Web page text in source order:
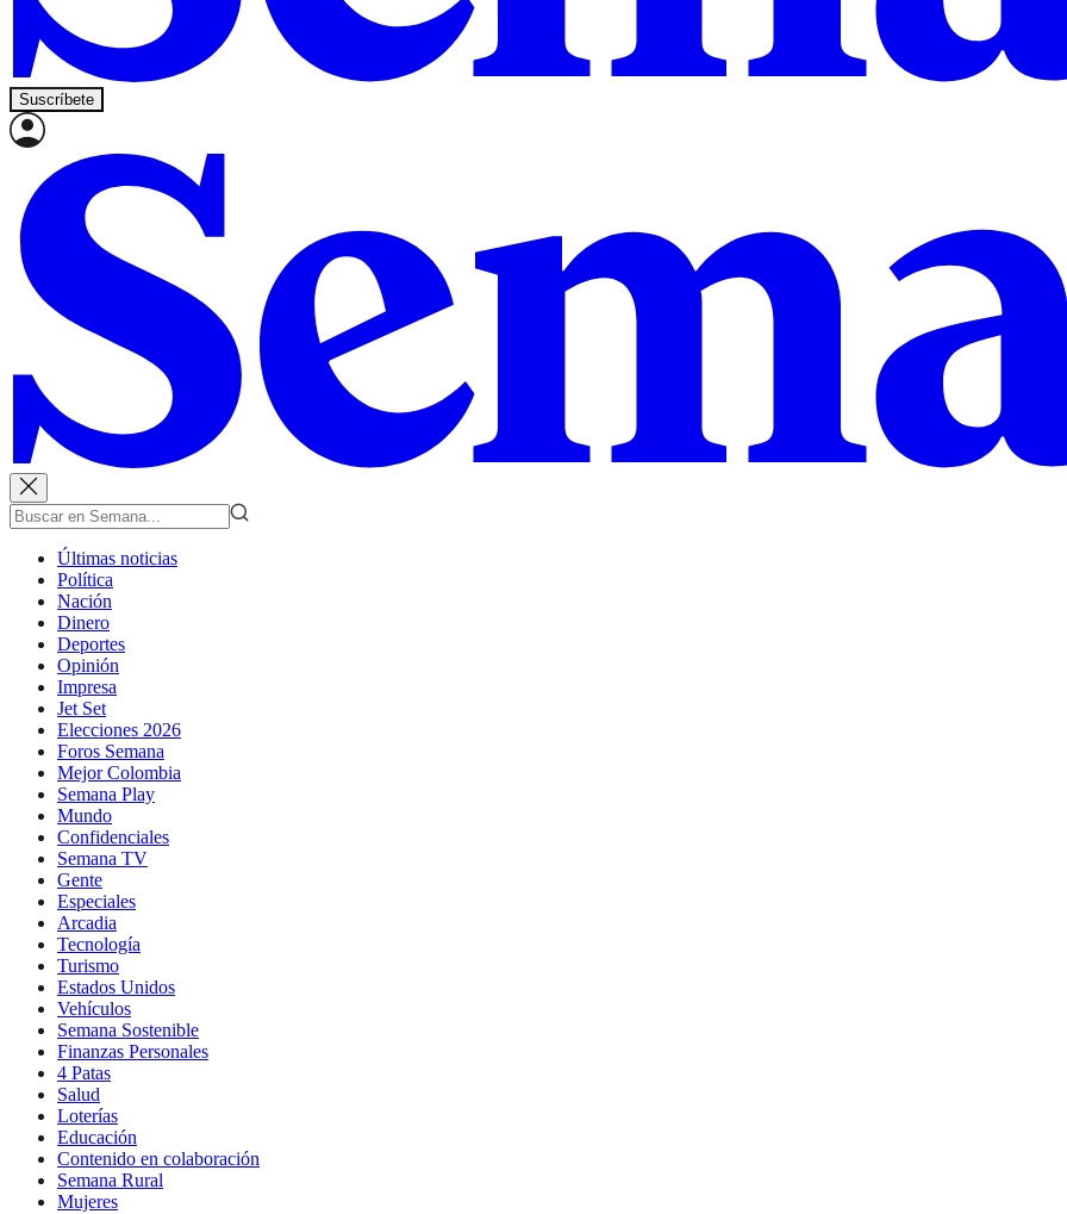
Suscríbete
Últimas noticias
Política
Nación
Dinero
Deportes
Opinión
Impresa
Jet Set
Elecciones 2026
Foros Semana
Mejor Colombia
Semana Play
Mundo
Confidenciales
Semana TV
Gente
Especiales
Arcadia
Tecnología
Turismo
Estados Unidos
Vehículos
Semana Sostenible
Finanzas Personales
4 Patas
Salud
Loterías
Educación
Contenido en colaboración
Semana Rural
Mujeres